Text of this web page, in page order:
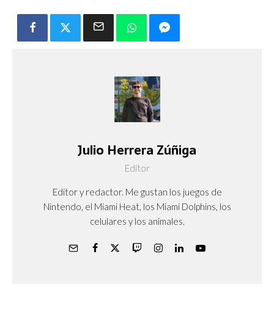
Julio Herrera Zúñiga
Editor
Editor y redactor. Me gustan los juegos de
Nintendo, el Miami Heat, los Miami Dolphins, los
celulares y los animales.